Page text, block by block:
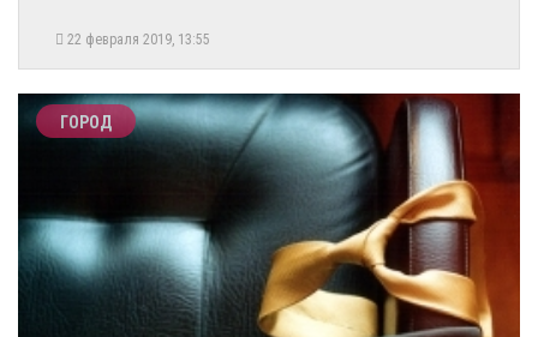
22 февраля 2019, 13:55
ГОРОД